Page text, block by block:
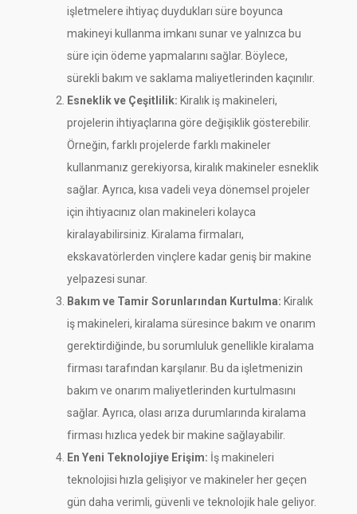
işletmelere ihtiyaç duydukları süre boyunca
makineyi kullanma imkanı sunar ve yalnızca bu
süre için ödeme yapmalarını sağlar. Böylece,
sürekli bakım ve saklama maliyetlerinden kaçınılır.
Esneklik ve Çeşitlilik: Kiralık iş makineleri,
projelerin ihtiyaçlarına göre değişiklik gösterebilir.
Örneğin, farklı projelerde farklı makineler
kullanmanız gerekiyorsa, kiralık makineler esneklik
sağlar. Ayrıca, kısa vadeli veya dönemsel projeler
için ihtiyacınız olan makineleri kolayca
kiralayabilirsiniz. Kiralama firmaları,
ekskavatörlerden vinçlere kadar geniş bir makine
yelpazesi sunar.
Bakım ve Tamir Sorunlarından Kurtulma: Kiralık
iş makineleri, kiralama süresince bakım ve onarım
gerektirdiğinde, bu sorumluluk genellikle kiralama
firması tarafından karşılanır. Bu da işletmenizin
bakım ve onarım maliyetlerinden kurtulmasını
sağlar. Ayrıca, olası arıza durumlarında kiralama
firması hızlıca yedek bir makine sağlayabilir.
En Yeni Teknolojiye Erişim: İş makineleri
teknolojisi hızla gelişiyor ve makineler her geçen
gün daha verimli, güvenli ve teknolojik hale geliyor.